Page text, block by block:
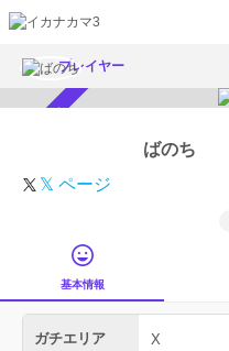
プレイヤー
ばのち
𝕏 ページ
基本情報
ガチエリア X